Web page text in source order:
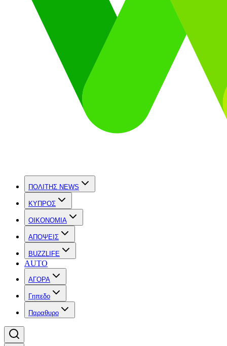
ΠΟΛΙΤΗΣ NEWS
ΚΥΠΡΟΣ
OIKONOMIA
ΑΠΟΨΕΙΣ
BUZZLIFE
AUTO
ΑΓΟΡΑ
Γηπεδο
Παραθυρο